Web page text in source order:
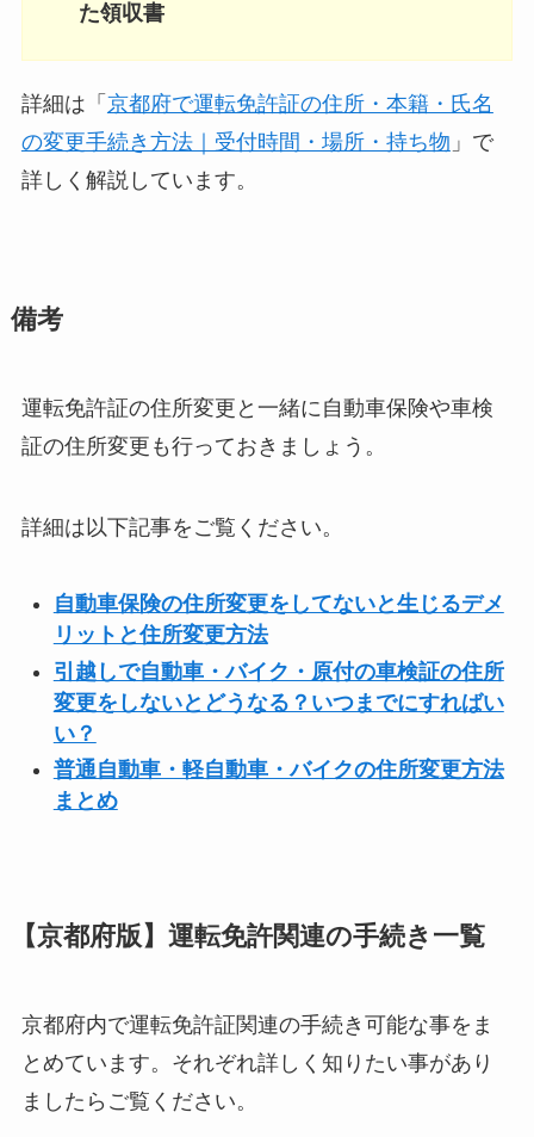
た領収書
詳細は「 京都府で運転免許証の住所・本籍・氏名
の変更手続き方法｜受付時間・場所・持ち物 」で
詳しく解説しています。
備考
運転免許証の住所変更と一緒に自動車保険や車検
証の住所変更も行っておきましょう。
詳細は以下記事をご覧ください。
自動車保険の住所変更をしてないと生じるデメ
リットと住所変更方法
引越しで自動車・バイク・原付の車検証の住所
変更をしないとどうなる？いつまでにすればい
い？
普通自動車・軽自動車・バイクの住所変更方法
まとめ
【京都府版】運転免許関連の手続き一覧
京都府内で運転免許証関連の手続き可能な事をま
とめています。それぞれ詳しく知りたい事があり
ましたらご覧ください。